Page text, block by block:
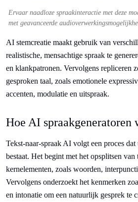
Ervaar naadloze spraakinteractie met deze
met geavanceerde
AI stemcreatie maakt gebruik van
realistische, mensachtige spraak te
en klankpatronen. Vervolgens repliceren
gesproken taal, zoals emotionele
accenten, modulatie en uitspraak.
Hoe AI spraakgeneratoren
Tekst-naar-spraak AI volgt een proces dat
bestaat. Het begint met het opsplitsen van
kernelementen, zoals woorden,
Vervolgens onderzoekt het kenmerken
en intonatie om een natuurlijk gesprek te